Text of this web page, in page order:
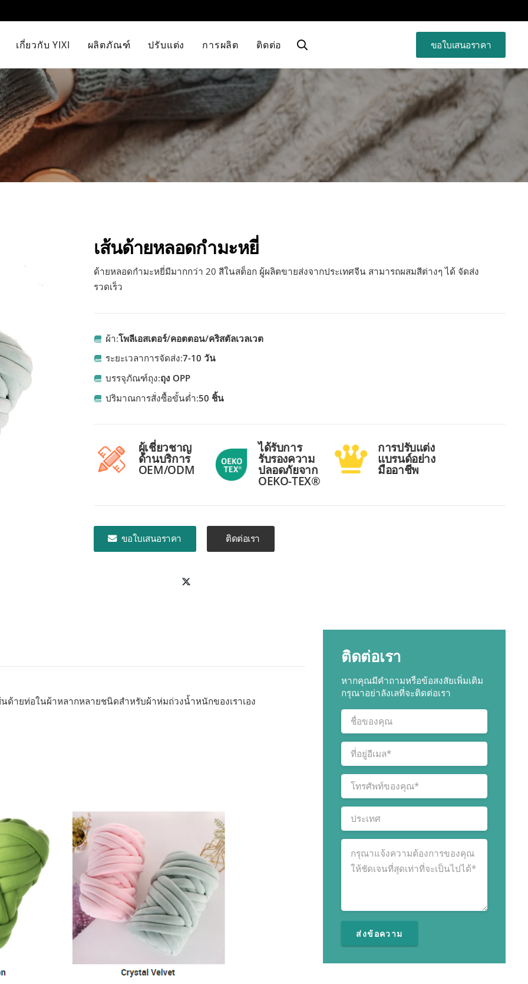
เกี่ยวกับ YIXI ผลิตภัณฑ์ ปรับแต่ง การผลิต ติดต่อ ขอใบเสนอราคา
เส้นด้ายหลอดกำมะหยี่
ด้ายหลอดกำมะหยี่มีมากกว่า 20 สีในสต็อก ผู้ผลิตขายส่งจากประเทศจีน สามารถผสมสีต่างๆ ได้ จัดส่ง
รวดเร็ว
ผ้า:โพลีเอสเตอร์/คอตตอน/คริสตัลเวลเวต
ระยะเวลาการจัดส่ง:7-10 วัน
บรรจุภัณฑ์ถุง:ถุง OPP
ปริมาณการสั่งซื้อขั้นต่ำ:50 ชิ้น
ผู้เชี่ยวชาญ
ด้านบริการ
OEM/ODM
ได้รับการ
รับรองความ
ปลอดภัยจาก
OEKO-TEX®
การปรับแต่ง
แบรนด์อย่าง
มืออาชีพ
ขอใบเสนอราคา ติดต่อเรา
ายท่อในผ้าหลากหลายชนิดสำหรับผ้าห่มถ่วงน้ำหนักของเราเอง
ติดต่อเรา
หากคุณมีคำถามหรือข้อสงสัยเพิ่มเติม
กรุณาอย่าลังเลที่จะติดต่อเรา